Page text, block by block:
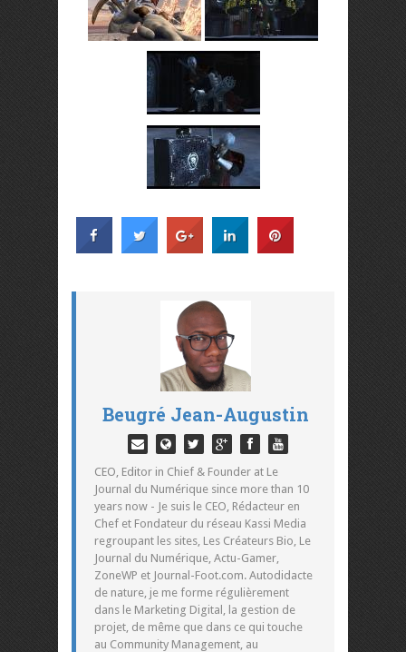
Beugré Jean-Augustin
CEO, Editor in Chief & Founder at Le
Journal du Numérique since more than 10
years now - Je suis le CEO, Rédacteur en
Chef et Fondateur du réseau Kassi Media
regroupant les sites, Les Créateurs Bio, Le
Journal du Numérique, Actu-Gamer,
ZoneWP et Journal-Foot.com. Autodidacte
de nature, je me forme régulièrement
dans le Marketing Digital, la gestion de
projet, de même que dans ce qui touche
au Community Management, au